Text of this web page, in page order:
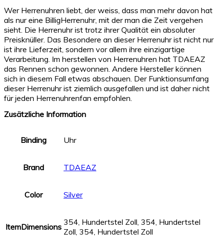
Wer Herrenuhren liebt, der weiss, dass man mehr davon hat
als nur eine BilligHerrenuhr, mit der man die Zeit vergehen
sieht. Die Herrenuhr ist trotz ihrer Qualität ein absoluter
Preisknüller. Das Besondere an dieser Herrenuhr ist nicht nur
ist ihre Lieferzeit, sondern vor allem ihre einzigartige
Verarbeitung. Im herstellen von Herrenuhren hat TDAEAZ
das Rennen schon gewonnen. Andere Hersteller können
sich in diesem Fall etwas abschauen. Der Funktionsumfang
dieser Herrenuhr ist ziemlich ausgefallen und ist daher nicht
für jeden Herrenuhrenfan empfohlen.
Zusätzliche Information
Binding Uhr
Brand TDAEAZ
Color Silver
ItemDimensions 354, Hundertstel Zoll, 354, Hundertstel
Zoll, 354, Hundertstel Zoll